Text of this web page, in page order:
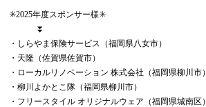
✳️2025年度スポンサー様✳️
⏬
・しらやま保険サービス（福岡県八女市）
・天隆（佐賀県佐賀市）
・ローカルリノベーション 株式会社（福岡県柳川市）
・柳川よかとこ隊（福岡県柳川市）
・フリースタイル オリジナルウェア（福岡県城南区）